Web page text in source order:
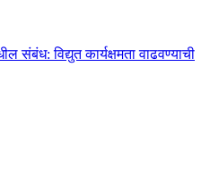
संबंध: विद्युत कार्यक्षमता वाढवण्याची